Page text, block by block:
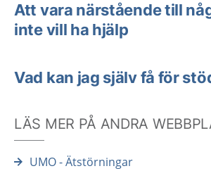
Att vara närstående till
inte vill ha hjälp
Vad kan jag själv få för
LÄS MER PÅ ANDRA
UMO - Ätstörningar